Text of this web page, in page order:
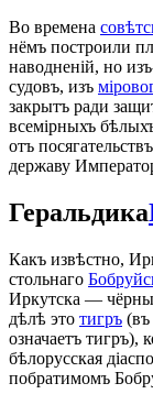
Во времена
нёмъ построили
наводненій, но
судовъ, изъ
закрытъ ради
всемірныхъ
отъ
державу
Геральдика
Какъ извѣстно,
стольнаго
Иркутска —
дѣлѣ это тигръ (въ
означаетъ тигръ),
бѣлорусская
побратимомъ